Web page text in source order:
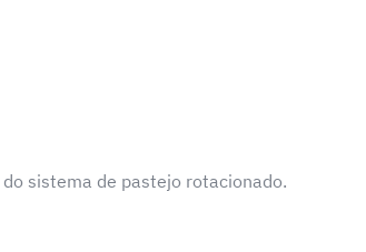
sistema de pastejo rotacionado.